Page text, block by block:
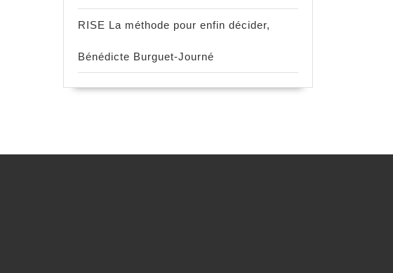
RISE La méthode pour enfin décider,
Bénédicte Burguet-Journé